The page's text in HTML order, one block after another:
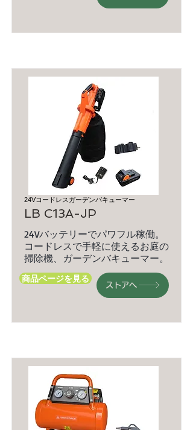
24Vコードレスガーデンバキューマー
LB C13A-JP
24Vバッテリーでパワフル稼働。
コードレスで手軽に使えるお庭の
掃除機、ガーデンバキューマー。
商品ページを見る
ストアへ